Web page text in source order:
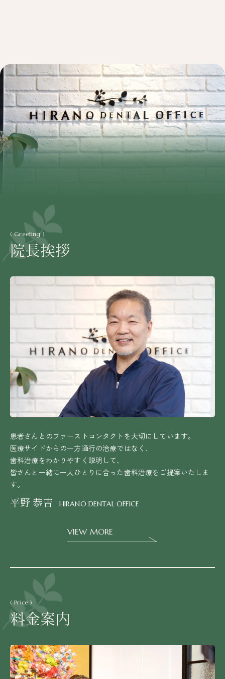
( Greeting )
院長挨拶
患者さんとのファーストコンタクトを大切にしています。
医療サイドからの一方通行の治療ではなく、
歯科治療をわかりやすく説明して、
皆さんと一緒に一人ひとりに合った歯科治療をご提案いたしま
す。
平野 恭吉 HIRANO DENTAL OFFICE
VIEW MORE
( Price )
料金案内